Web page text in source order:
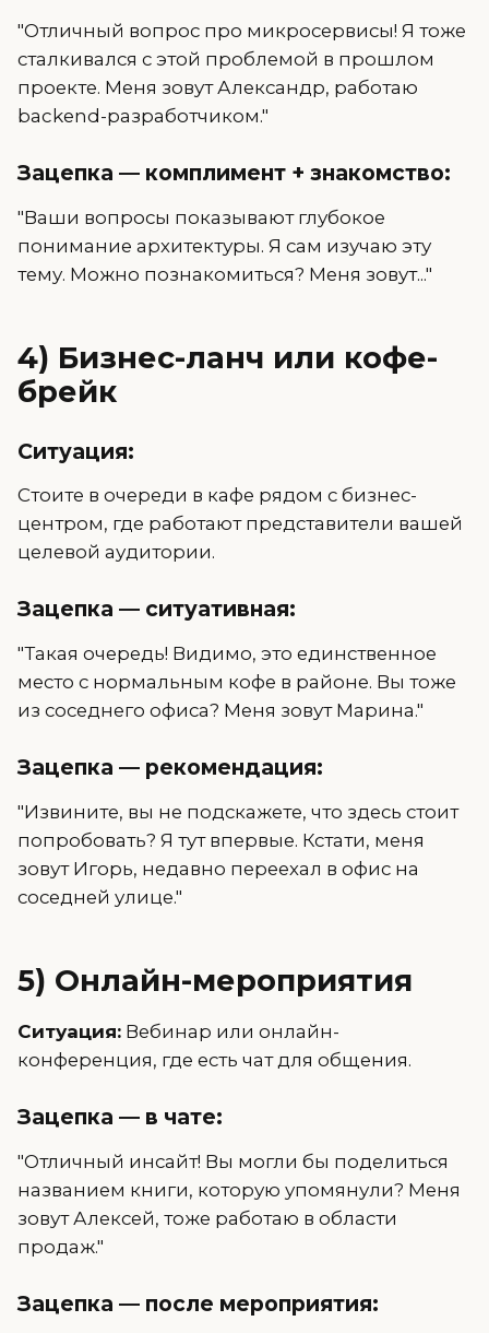
"Отличный вопрос про микросервисы! Я тоже
сталкивался с этой проблемой в прошлом
проекте. Меня зовут Александр, работаю
backend-разработчиком."
Зацепка — комплимент + знакомство:
"Ваши вопросы показывают глубокое
понимание архитектуры. Я сам изучаю эту
тему. Можно познакомиться? Меня зовут..."
4) Бизнес-ланч или кофе-
брейк
Ситуация:
Стоите в очереди в кафе рядом с бизнес-
центром, где работают представители вашей
целевой аудитории.
Зацепка — ситуативная:
"Такая очередь! Видимо, это единственное
место с нормальным кофе в районе. Вы тоже
из соседнего офиса? Меня зовут Марина."
Зацепка — рекомендация:
"Извините, вы не подскажете, что здесь стоит
попробовать? Я тут впервые. Кстати, меня
зовут Игорь, недавно переехал в офис на
соседней улице."
5) Онлайн-мероприятия
Ситуация: Вебинар или онлайн-
конференция, где есть чат для общения.
Зацепка — в чате:
"Отличный инсайт! Вы могли бы поделиться
названием книги, которую упомянули? Меня
зовут Алексей, тоже работаю в области
продаж."
Зацепка — после мероприятия: